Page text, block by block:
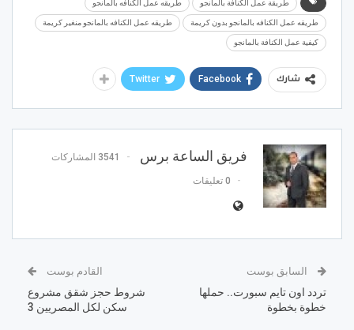
طريقة عمل الكنافة بالمانجو طريقه عمل الكنافه بالمانجو
طريقه عمل الكنافه بالمانجو بدون كريمة طريقه عمل الكنافه بالمانجو منغير كريمة
كيفية عمل الكنافة بالمانجو
شارك Facebook
Twitter
فريق الساعة برس 3541 المشاركات
0 تعليقات
السابق بوست
تردد اون تايم سبورت.. حملها
خطوة بخطوة
القادم بوست
شروط حجز شقق مشروع
سكن لكل المصريين 3